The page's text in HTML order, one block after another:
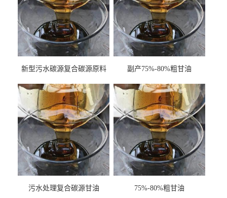
新型污水碳源复合碳源原料
副产75%-80%粗甘油
污水处理复合碳源甘油
75%-80%粗甘油